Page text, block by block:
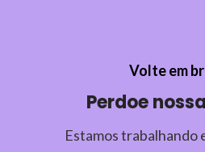
Volte em
Perdoe
Estamos trabalhando